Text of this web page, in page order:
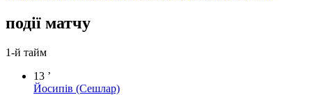
події матчу
1-й тайм
13 ’
Йосипів (Сешлар)